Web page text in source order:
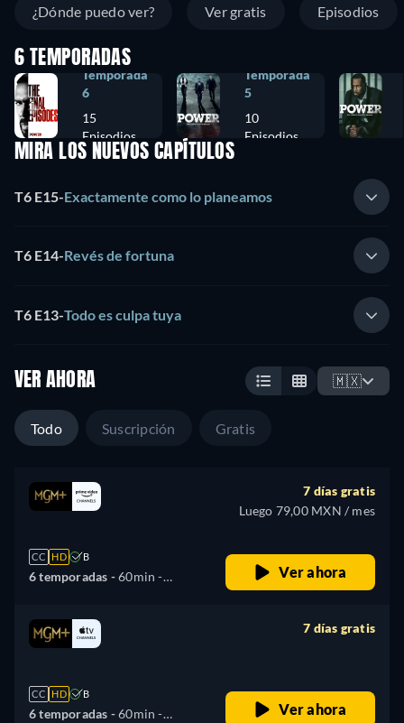
¿Dónde puedo ver? Ver gratis Episodios
6 TEMPORADAS
Temporada
6
15
Episodios
Temporada
5
10
Episodios
MIRA LOS NUEVOS CAPÍTULOS
T6 E15-Exactamente como lo planeamos
T6 E14-Revés de fortuna
T6 E13-Todo es culpa tuya
VER AHORA 🇲🇽
Todo Suscripción Gratis
CC HD B
6 temporadas -60min -
Francés, Italiano, Portugués
7 días gratis
Luego 79,00 MXN / mes
Ver ahora
CC HD B
6 temporadas -60min -
7 días gratis
Ver ahora